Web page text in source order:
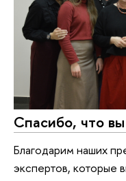
Спасибо, что
Благодарим наших
экспертов, которые